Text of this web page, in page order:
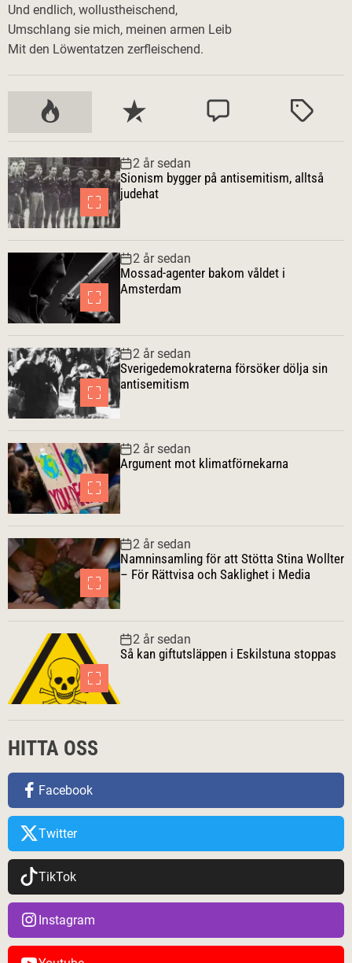
Und endlich, wollustheischend,
Umschlang sie mich, meinen armen Leib
Mit den Löwentatzen zerfleischend.
P
u
l
ä
r
a
S
e
a
s
e
a
r
M
t
2 år sedan
Sionism bygger på antisemitism, alltså
judehat
2 år sedan
Mossad-agenter bakom våldet i
Amsterdam
2 år sedan
Sverigedemokraterna försöker dölja sin
antisemitism
2 år sedan
Argument mot klimatförnekarna
2 år sedan
Namninsamling för att Stötta Stina Wollter
– För Rättvisa och Saklighet i Media
2 år sedan
Så kan giftutsläppen i Eskilstuna stoppas
HITTA OSS
Facebook
Twitter
TikTok
Instagram